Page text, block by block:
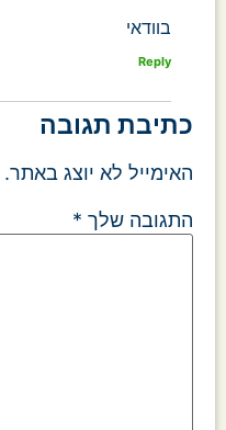
בוודאי
Reply
כתיבת תגובה
האימייל לא יוצג באתר.
התגובה שלך *